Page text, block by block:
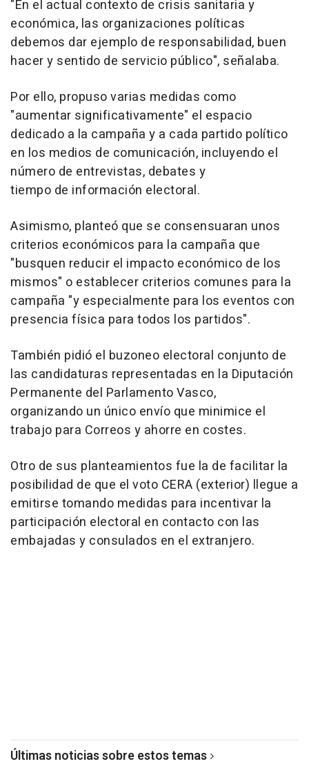
"En el actual contexto de crisis sanitaria y
económica, las organizaciones políticas
debemos dar ejemplo de responsabilidad, buen
hacer y sentido de servicio público", señalaba.
Por ello, propuso varias medidas como
"aumentar significativamente" el espacio
dedicado a la campaña y a cada partido político
en los medios de comunicación, incluyendo el
número de entrevistas, debates y
tiempo de información electoral.
Asimismo, planteó que se consensuaran unos
criterios económicos para la campaña que
"busquen reducir el impacto económico de los
mismos" o establecer criterios comunes para la
campaña "y especialmente para los eventos con
presencia física para todos los partidos".
También pidió el buzoneo electoral conjunto de
las candidaturas representadas en la Diputación
Permanente del Parlamento Vasco,
organizando un único envío que minimice el
trabajo para Correos y ahorre en costes.
Otro de sus planteamientos fue la de facilitar la
posibilidad de que el voto CERA (exterior) llegue a
emitirse tomando medidas para incentivar la
participación electoral en contacto con las
embajadas y consulados en el extranjero.
Últimas noticias sobre estos temas